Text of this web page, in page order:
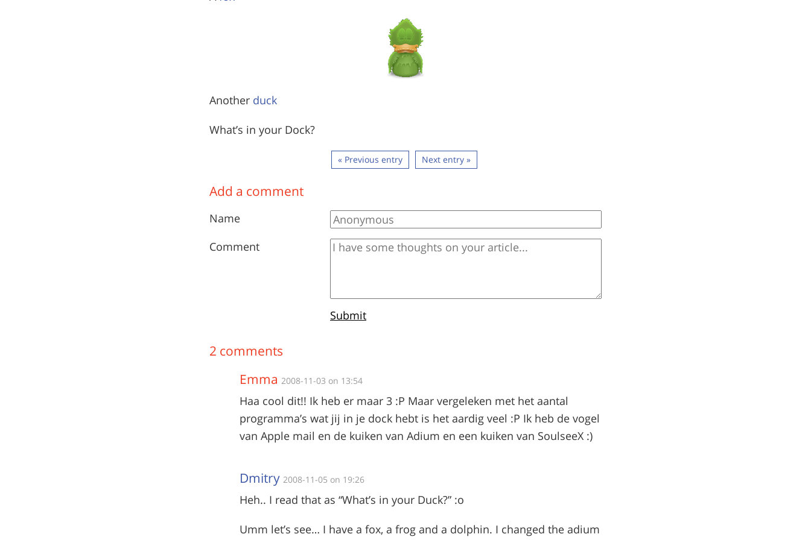
Another duck
What’s in your Dock?
« Previous entry Next entry »
Add a comment
Name
Comment
Submit
2 comments
Emma 2008-11-03 on 13:54
Haa cool dit!! Ik heb er maar 3 :P Maar vergeleken met het aantal
programma’s wat jij in je dock hebt is het aardig veel :P Ik heb de vogel
van Apple mail en de kuiken van Adium en een kuiken van SoulseeX :)
Dmitry 2008-11-05 on 19:26
Heh.. I read that as “What’s in your Duck?” :o
Umm let’s see… I have a fox, a frog and a dolphin. I changed the adium